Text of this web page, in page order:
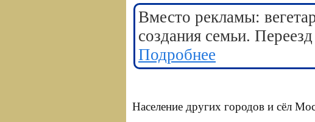
Вместо рекламы:
создания семьи.
Подробнее
Население других городов и сёл